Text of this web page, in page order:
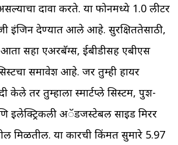
दावा करते. या फोनमध्ये 1.0 लीटर
इंजिन देण्यात आले आहे. सुरक्षिततेसाठी,
सहा एअरबॅग्स, ईबीडीसह एबीएस
समावेश आहे. जर तुम्ही हायर
केले तर तुम्हाला स्मार्टप्ले सिस्टम, पुश-
इलेक्ट्रिकली अॅडजस्टेबल साइड मिरर
मिळतील. या कारची किंमत सुमारे 5.97